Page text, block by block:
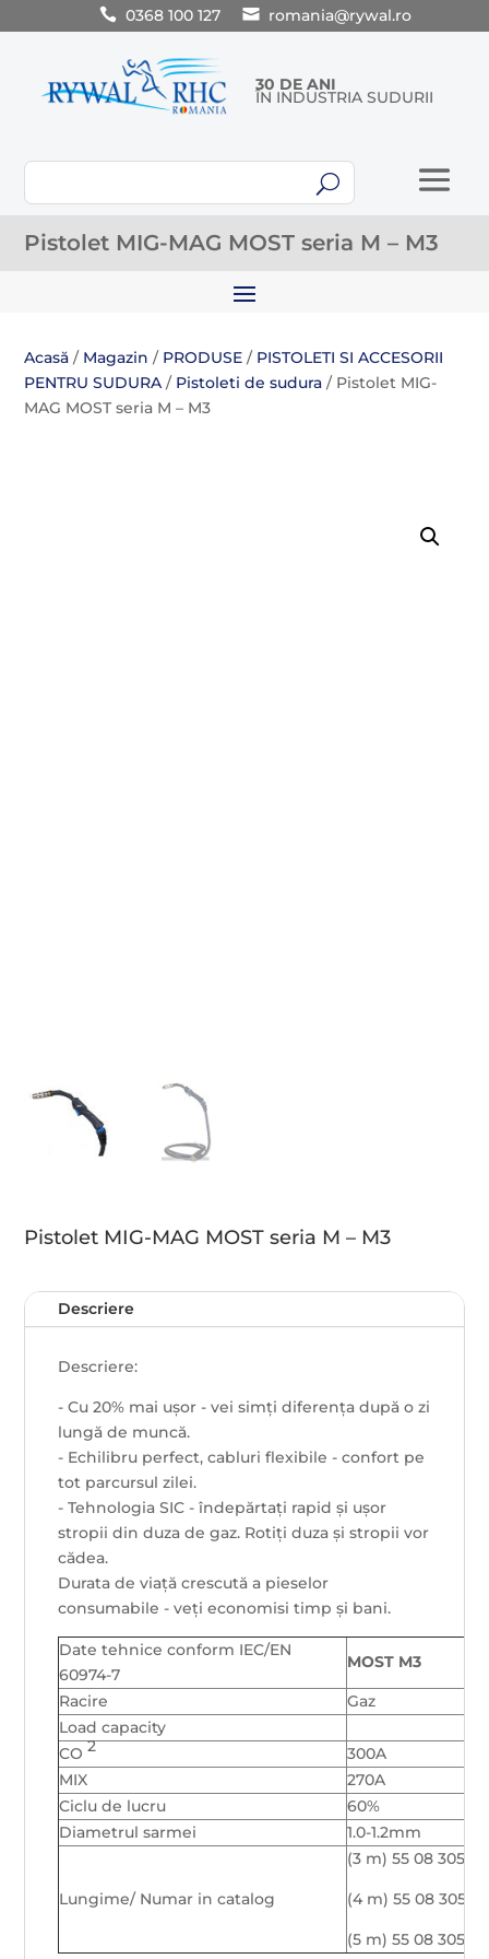
0368 100 127 romania@rywal.ro
30 DE ANI
ÎN INDUSTRIA SUDURII
U
Pistolet MIG-MAG MOST seria M – M3
Acasă / Magazin / PRODUSE / PISTOLETI SI ACCESORII
PENTRU SUDURA / Pistoleti de sudura / Pistolet MIG-
MAG MOST seria M – M3
Pistolet MIG-MAG MOST seria M – M3
Descriere
Descriere:
- Cu 20% mai ușor - vei simți diferența după o zi
lungă de muncă.
- Echilibru perfect, cabluri flexibile - confort pe
tot parcursul zilei.
- Tehnologia SIC - îndepărtați rapid și ușor
stropii din duza de gaz. Rotiți duza și stropii vor
cădea.
Durata de viață crescută a pieselor
consumabile - veți economisi timp și bani.
Date tehnice conform IEC/EN
60974-7
MOST M3
Racire
Gaz
Load capacity
CO2
300A
MIX
270A
Ciclu de lucru
60%
Diametrul sarmei
1.0-1.2mm
Lungime/ Numar in catalog
(3 m) 55 08
(4 m) 55 08 305101
(5 m) 55 08 305102